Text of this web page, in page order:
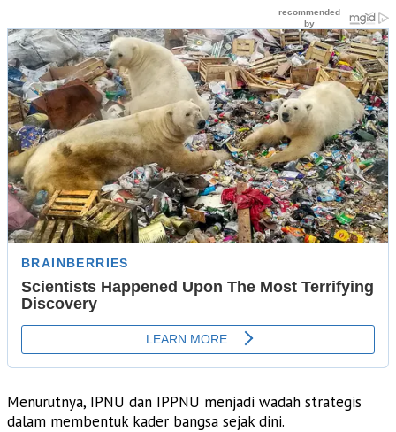
Menurutnya, IPNU dan IPPNU menjadi wadah strategis
dalam membentuk kader bangsa sejak dini.